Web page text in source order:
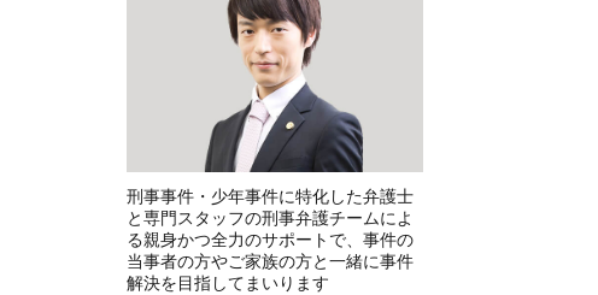
刑事事件・少年事件に特化した弁護士
と専門スタッフの刑事弁護チームによ
る親身かつ全力のサポートで、事件の
当事者の方やご家族の方と一緒に事件
解決を目指してまいります